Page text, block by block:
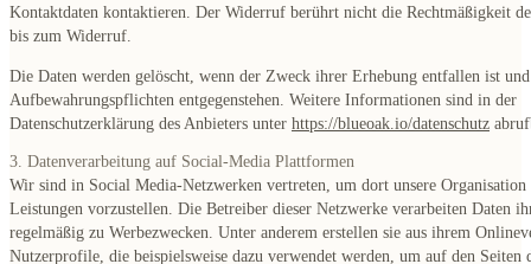
Kontaktdaten kontaktieren. Der Widerruf berührt nicht die Rechtmäßigkeit
bis zum Widerruf.
Die Daten werden gelöscht, wenn der Zweck ihrer Erhebung entfallen ist
Aufbewahrungspflichten entgegenstehen. Weitere Informationen sind in der
Datenschutzerklärung des Anbieters unter https://blueoak.io/datenschutz
3. Datenverarbeitung auf Social-Media Plattformen
Wir sind in Social Media-Netzwerken vertreten, um dort unsere Organisation
Leistungen vorzustellen. Die Betreiber dieser Netzwerke verarbeiten Daten
regelmäßig zu Werbezwecken. Unter anderem erstellen sie aus ihrem
Nutzerprofile, die beispielsweise dazu verwendet werden, um auf den Seiten